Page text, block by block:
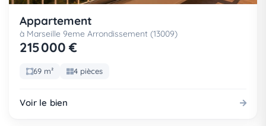
Appartement
à Marseille 9eme Arrondissement (13009)
215 000 €
69 m² 4 pièces
Voir le bien